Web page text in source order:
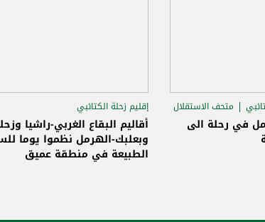
متحف الاستقلال
في رحلة الى
إقليم زحلة الكتائبي
إقليم البقاع الغربي الكتائبي
إقليم بعلبك-الهرمل الكتائبي
أقاليم البقاع الغربي-راشيا
وبعلبك-الهرمل نظموا يوما
الطبيعة في منطقة عميق